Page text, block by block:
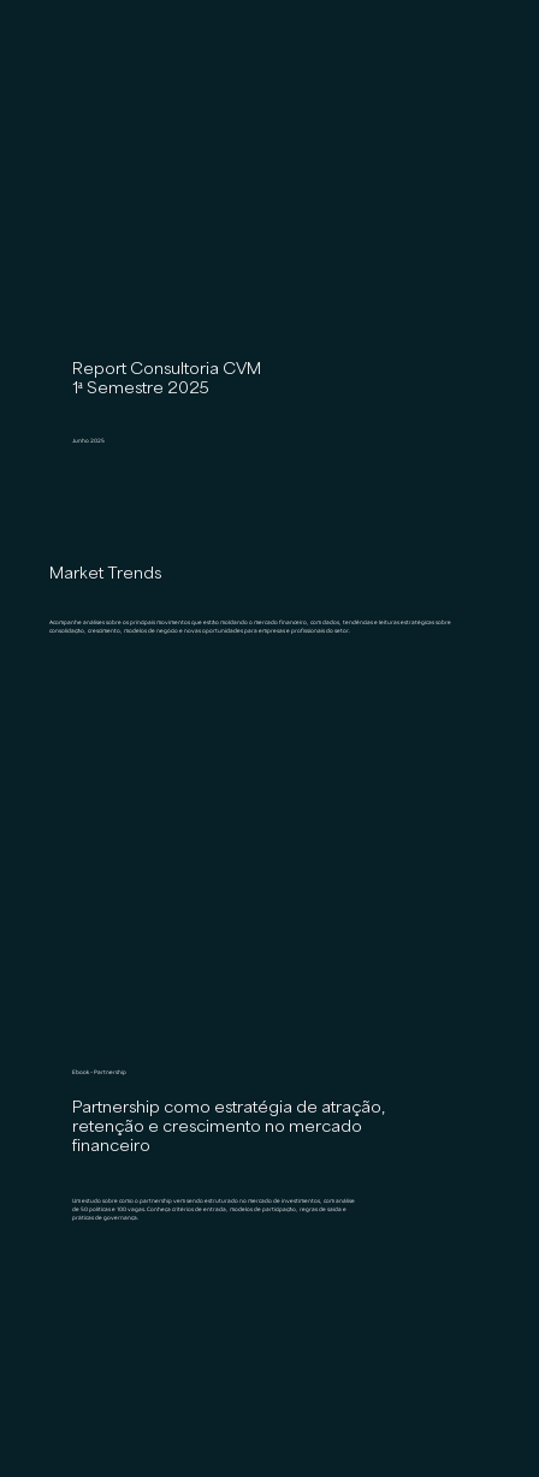
Report Consultoria CVM
1ª Semestre 2025
Junho 2025
Market Trends
Acompanhe análises sobre os principais movimentos que estão moldando o mercado financeiro, com dados, tendências e leituras estratégicas sobre
consolidação, crescimento, modelos de negócio e novas oportunidades para empresas e profissionais do setor.
Ebook - Partnership
Partnership como estratégia de atração,
retenção e crescimento no mercado
financeiro
Um estudo sobre como o partnership vem sendo estruturado no mercado de investimentos, com análise
de 50 políticas e 100 vagas. Conheça critérios de entrada, modelos de participação, regras de saída e
práticas de governança.